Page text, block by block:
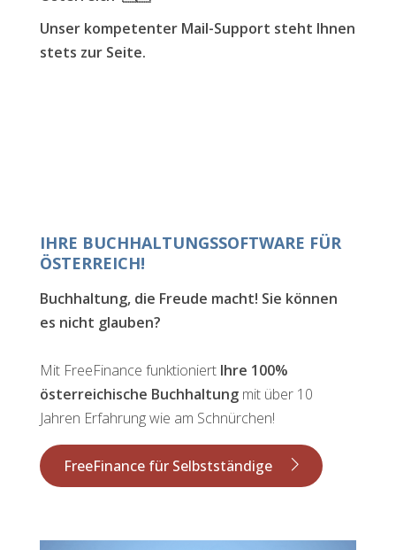
Unser kompetenter Mail-Support steht Ihnen
stets zur Seite.
IHRE BUCHHALTUNGSSOFTWARE FÜR
ÖSTERREICH!
Buchhaltung, die Freude macht! Sie können
es nicht glauben?
Mit FreeFinance funktioniert Ihre 100%
österreichische Buchhaltung mit über 10
Jahren Erfahrung wie am Schnürchen!
FreeFinance für Selbstständige